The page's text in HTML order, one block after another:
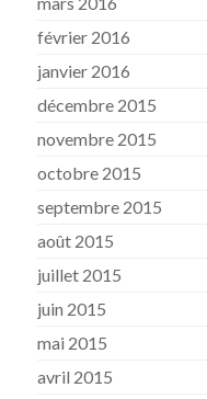
février 2016
janvier 2016
décembre 2015
novembre 2015
octobre 2015
septembre 2015
août 2015
juillet 2015
juin 2015
mai 2015
avril 2015